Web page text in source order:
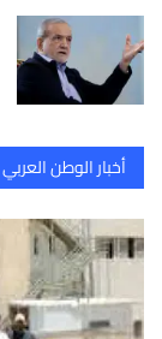
أخبار الوطن العربي